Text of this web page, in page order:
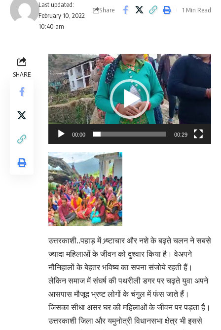
Last updated:
February 10, 2022
10:40 am
Share 1 Min Read
SHARE
Video
Player
00:00 00:29
उत्तरकाशी..पहाड़ में भ्र्ष्टाचार और नशे के बढ़ते चलन ने सबसे
ज्यादा महिलाओं के जीवन को दुश्वार किया है। वेअपने
नौनिहालों के बेहतर भविष्य का सपना संजोये रहती हैं।
लेकिन समाज में संघर्ष की पथरीली डगर पर चढ़ते युवा अपने
आसपास मौजूद भ्रष्ट लोगों के चंगुल में फंस जाते हैं।
जिसका सीधा असर घर की महिलाओं के जीवन पर पड़ता है।
उत्तरकाशी जिला और यमुनोत्री विधानसभा क्षेत्र भी इससे